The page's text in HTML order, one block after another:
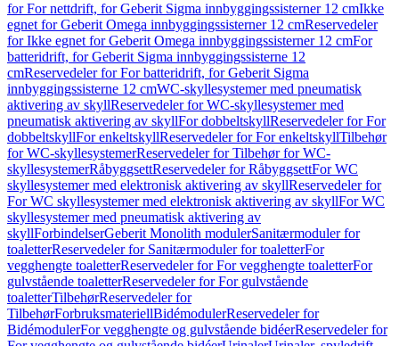
for For nettdrift, for Geberit Sigma innbyggingssisterner 12 cmIkke
egnet for Geberit Omega innbyggingssisterner 12 cmReservedeler
for Ikke egnet for Geberit Omega innbyggingssisterner 12 cmFor
batteridrift, for Geberit Sigma innbyggingssisterne 12
cmReservedeler for For batteridrift, for Geberit Sigma
innbyggingssisterne 12 cmWC-skyllesystemer med pneumatisk
aktivering av skyllReservedeler for WC-skyllesystemer med
pneumatisk aktivering av skyllFor dobbeltskyllReservedeler for For
dobbeltskyllFor enkeltskyllReservedeler for For enkeltskyllTilbehør
for WC-skyllesystemerReservedeler for Tilbehør for WC-
skyllesystemerRåbyggsettReservedeler for RåbyggsettFor WC
skyllesystemer med elektronisk aktivering av skyllReservedeler for
For WC skyllesystemer med elektronisk aktivering av skyllFor WC
skyllesystemer med pneumatisk aktivering av
skyllForbindelserGeberit Monolith modulerSanitærmoduler for
toaletterReservedeler for Sanitærmoduler for toaletterFor
vegghengte toaletterReservedeler for For vegghengte toaletterFor
gulvstående toaletterReservedeler for For gulvstående
toaletterTilbehørReservedeler for
TilbehørForbruksmateriellBidémodulerReservedeler for
BidémodulerFor vegghengte og gulvstående bidéerReservedeler for